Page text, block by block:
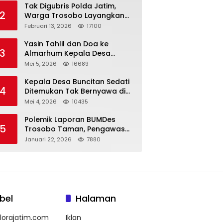
2
Tak Digubris Polda Jatim,
Warga Trosobo Layangkan
Dumas Dugaan Korupsi
Kapolri
Februari 13, 2026 17100
3
Yasin Tahlil dan Doa ke
Almarhum Kepala Desa
Buncitan Digelar Dua Lokasi
Mei 5, 2026 16689
4
Kepala Desa Buncitan Sedati
Ditemukan Tak Bernyawa di
Ruang Kerja, Dugaan Bunuh
Mei 4, 2026 10435
5
Polemik Laporan BUMDes
Trosobo Taman, Pengawas
Walk Out dan Sebut
Januari 22, 2026 7880
Halaman
Iklan